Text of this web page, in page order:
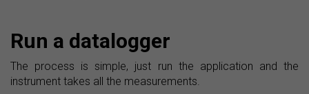
Run a datalogger
The process is simple, just run the application and the
instrument takes all the measurements.